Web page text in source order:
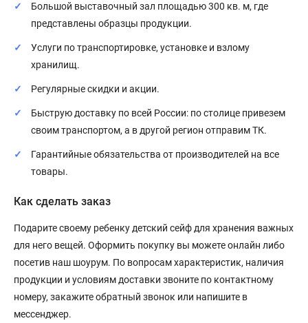
Большой выставочный зал площадью 300 кв. м, где
представлены образцы продукции.
Услуги по транспортировке, установке и взлому
хранилищ.
Регулярные скидки и акции.
Быструю доставку по всей России: по столице привезем
своим транспортом, а в другой регион отправим ТК.
Гарантийные обязательства от производителей на все
товары.
Как сделать заказ
Подарите своему ребенку детский сейф для хранения важных
для него вещей. Оформить покупку вы можете онлайн либо
посетив наш шоурум. По вопросам характеристик, наличия
продукции и условиям доставки звоните по контактному
номеру, закажите обратный звонок или напишите в
мессенджер.